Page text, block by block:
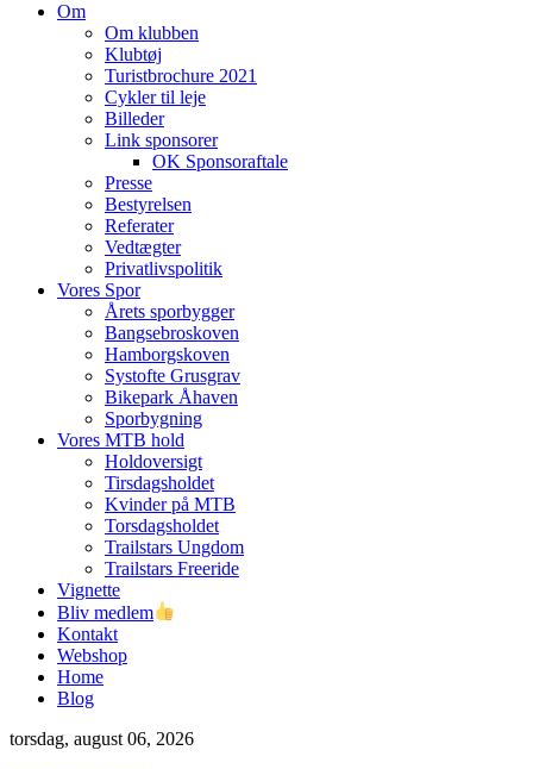
Om
Om klubben
Klubtøj
Turistbrochure 2021
Cykler til leje
Billeder
Link sponsorer
OK Sponsoraftale
Presse
Bestyrelsen
Referater
Vedtægter
Privatlivspolitik
Vores Spor
Årets sporbygger
Bangsebroskoven
Hamborgskoven
Systofte Grusgrav
Bikepark Åhaven
Sporbygning
Vores MTB hold
Holdoversigt
Tirsdagsholdet
Kvinder på MTB
Torsdagsholdet
Trailstars Ungdom
Trailstars Freeride
Vignette
Bliv medlem
Kontakt
Webshop
Home
Blog
torsdag, august 06, 2026